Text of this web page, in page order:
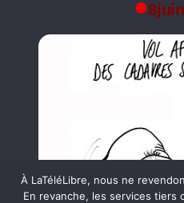
À LaTéléLibre, nous ne
En revanche, les services tiers